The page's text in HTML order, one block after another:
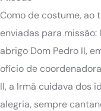
Como de costume, ao
enviadas para
abrigo Dom Pedro II,
ofício de
II, a Irmã cuidava dos
alegria, sempre